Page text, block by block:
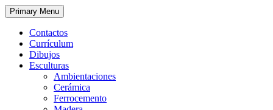
Primary Menu
Contactos
Currículum
Dibujos
Esculturas
Ambientaciones
Cerámica
Ferrocemento